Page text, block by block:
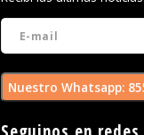
Nuestro Whatsapp: